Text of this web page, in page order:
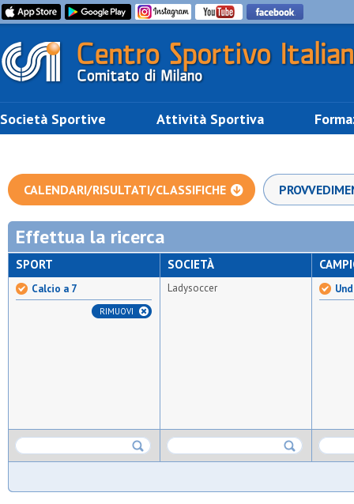
Società Sportive Attività Sportiva
CALENDARI/RISULTATI/CLASSIFICHE
Effettua la ricerca
SPORT
Calcio a 7
RIMUOVI
SOCIETÀ
Ladysoccer